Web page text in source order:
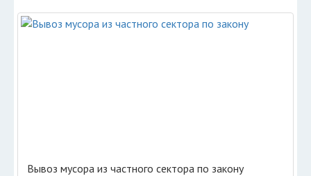
Вывоз мусора из частного сектора по закону